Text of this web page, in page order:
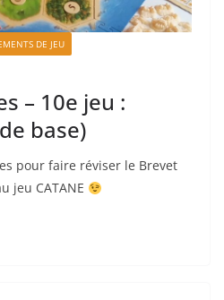
DE JEU
– 10e jeu :
base)
pour faire réviser le Brevet
jeu CATANE